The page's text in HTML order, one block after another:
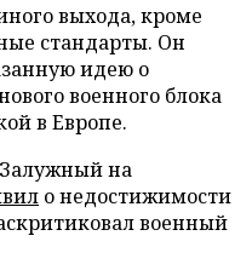
выхода, кроме
стандарты. Он
идею о
военного блока
в Европе.
на
о недостижимости
военный